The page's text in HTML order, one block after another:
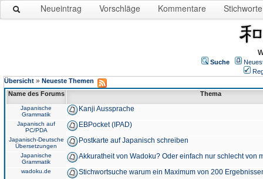
Neueintrag Vorschläge Kommentare Stichworte
Suche
Übersicht » Neueste Themen
Name des Forums
Thema
Japanische
Grammatik
Kanji Aussprache
Japanisch auf
PC/PDA
EBPocket (IPAD)
Japanisch-Deutsche
Übersetzungen
Postkarte auf Japanisch schreiben
Japanische
Grammatik
Akkuratheit von Wadoku? Oder einfach nur schlecht von
wadoku.de Stichwortsuche warum ein Maximum von 200